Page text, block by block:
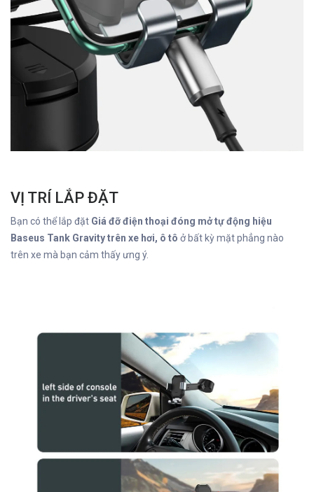
VỊ TRÍ LẮP ĐẶT
Bạn có thể lắp đặt Giá đỡ điện thoại đóng mở tự động hiệu
Baseus Tank Gravity trên xe hơi, ô tô ở bất kỳ mặt phẳng nào
trên xe mà bạn cảm thấy ưng ý.